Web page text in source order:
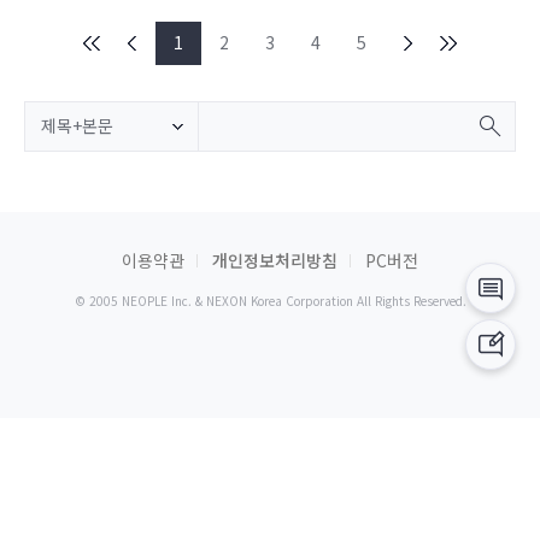
1 2 3 4 5
제목+본문
이용약관 개인정보처리방침 PC버전
© 2005 NEOPLE Inc. & NEXON Korea Corporation All Rights Reserved.